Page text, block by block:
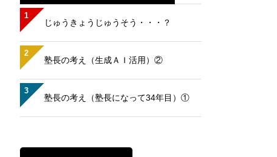
1
じゅうきょうじゅうそう・・・？
2
塾長の考え（生成ＡＩ活用）②
3
塾長の考え（塾長になって34年目）①